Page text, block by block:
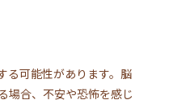
る可能性があります。脳
場合、不安や恐怖を感じ